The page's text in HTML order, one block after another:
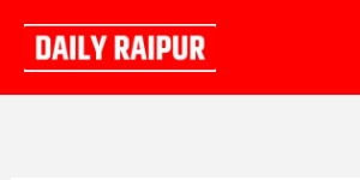
content